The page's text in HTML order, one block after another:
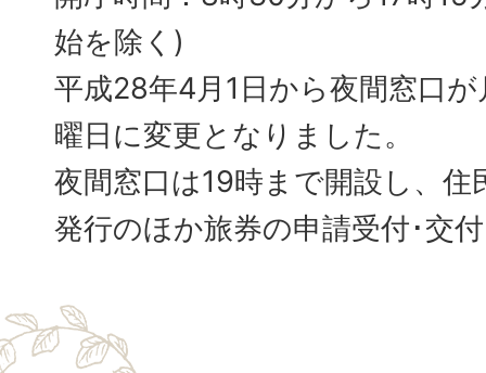
始を除く)
平成28年4月1日から夜間窓口
曜日に変更となりました。
夜間窓口は19時まで開設し、住
発行のほか旅券の申請受付･交